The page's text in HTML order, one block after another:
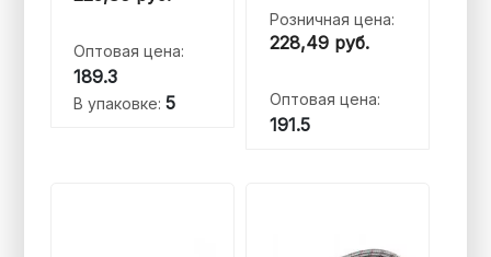
Оптовая цена:
189.3
В упаковке:5
Розничная цена:
228,49 руб.
Оптовая цена:
191.5